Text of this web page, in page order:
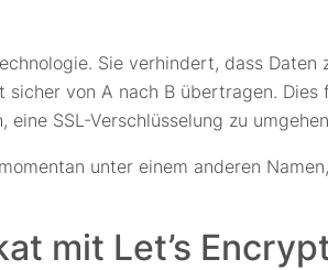
Sie verhindert, dass
von A nach B übertragen.
SSL-Verschlüsselung zu
unter einem anderen
mit Let’s